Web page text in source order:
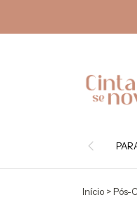
Início >Pós-